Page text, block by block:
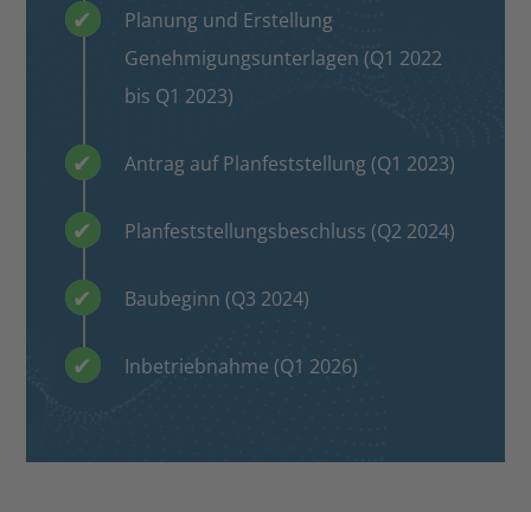
Planung und Erstellung
Genehmigungsunterlagen (Q1 2022
bis Q1 2023)
Antrag auf Planfeststellung (Q1 2023)
Planfeststellungsbeschluss (Q2 2024)
Baubeginn (Q3 2024)
Inbetriebnahme (Q1 2026)